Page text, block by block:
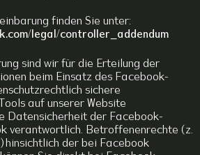
finden Sie unter:
legal/controller_addendum
sind wir für die Erteilung der
beim Einsatz des Facebook-
sichere
auf unserer Website
Datensicherheit der Facebook-
verantwortlich. Betroffenenrechte (z.
hinsichtlich der bei Facebook